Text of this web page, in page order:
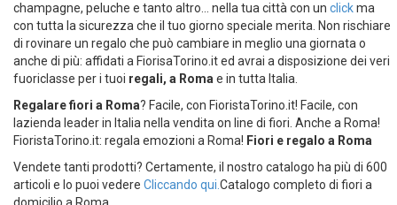
champagne, peluche e tanto altro... nella tua città con un clickma
con tutta la sicurezza che il tuo giorno speciale merita. Non rischiare
di rovinare un regalo che può cambiare in meglio una giornata o
anche di più: affidati a FiorisaTorino.it ed avrai a disposizione dei veri
fuoriclasse per i tuoi regali, a Roma e in tutta Italia.
Regalare fiori a Roma? Facile, con FioristaTorino.it! Facile, con
lazienda leader in Italia nella vendita on line di fiori. Anche a Roma!
FioristaTorino.it: regala emozioni a Roma! Fiori e regalo a Roma
Vendete tanti prodotti? Certamente, il nostro catalogo ha più di 600
articoli e lo puoi vedere Cliccando qui. Catalogo completo di fiori a